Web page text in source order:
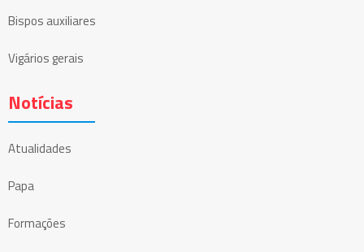
Bispos auxiliares
Vigários gerais
Notícias
Atualidades
Papa
Formações